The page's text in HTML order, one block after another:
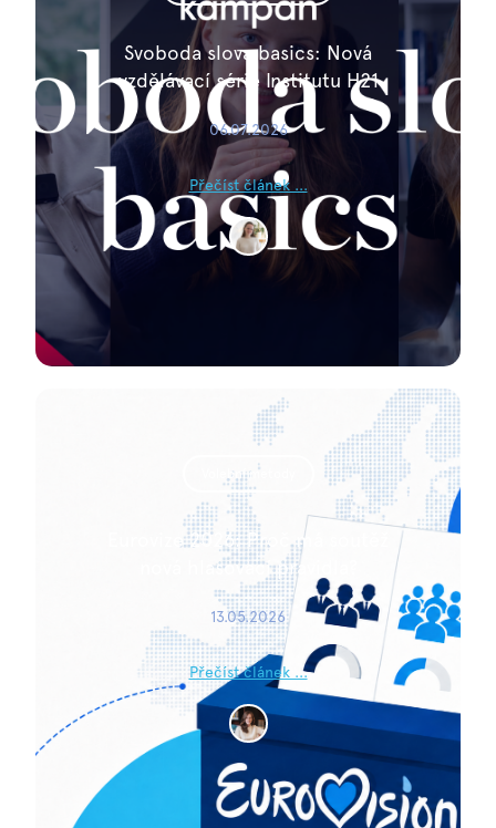
Svoboda slova basics: Nová
vzdělávací série Institutu H21
06.07.2026
Přečíst článek ...
Volební metody
Eurovize 2026: Proč má soutěž
nová hlasovací pravidla?
13.05.2026
Přečíst článek ...